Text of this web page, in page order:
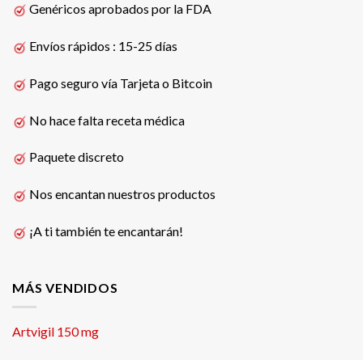
Genéricos aprobados por la FDA
Envíos rápidos : 15-25 días
Pago seguro vía Tarjeta o Bitcoin
No hace falta receta médica
Paquete discreto
Nos encantan nuestros productos
¡A ti también te encantarán!
MÁS VENDIDOS
Artvigil 150 mg